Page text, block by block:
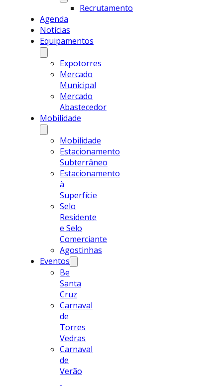
Recrutamento
Agenda
Notícias
Equipamentos
Expotorres
Mercado
Municipal
Mercado
Abastecedor
Mobilidade
Mobilidade
Estacionamento
Subterrâneo
Estacionamento
à
Superfície
Selo
Residente
e Selo
Comerciante
Agostinhas
Eventos
Be
Santa
Cruz
Carnaval
de
Torres
Vedras
Carnaval
de
Verão